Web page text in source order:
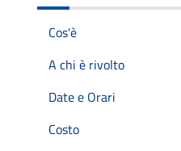
Cos'è
A chi è rivolto
Date e Orari
Costo